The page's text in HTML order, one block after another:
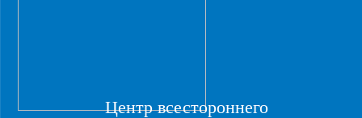
Центр всестороннего